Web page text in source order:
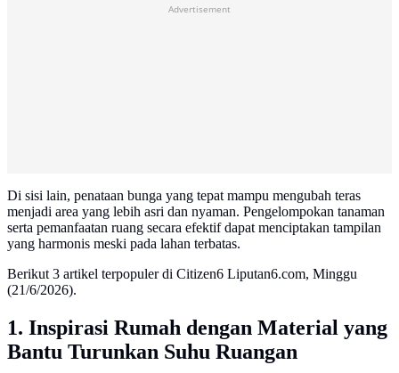
Advertisement
Di sisi lain, penataan bunga yang tepat mampu mengubah teras
menjadi area yang lebih asri dan nyaman. Pengelompokan tanaman
serta pemanfaatan ruang secara efektif dapat menciptakan tampilan
yang harmonis meski pada lahan terbatas.
Berikut 3 artikel terpopuler di Citizen6 Liputan6.com, Minggu
(21/6/2026).
1. Inspirasi Rumah dengan Material yang
Bantu Turunkan Suhu Ruangan